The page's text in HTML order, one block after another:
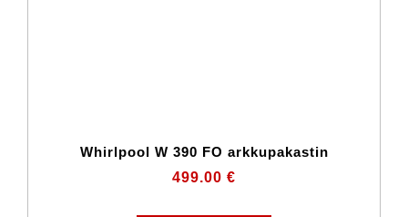
Whirlpool W 390 FO arkkupakastin
499.00 €